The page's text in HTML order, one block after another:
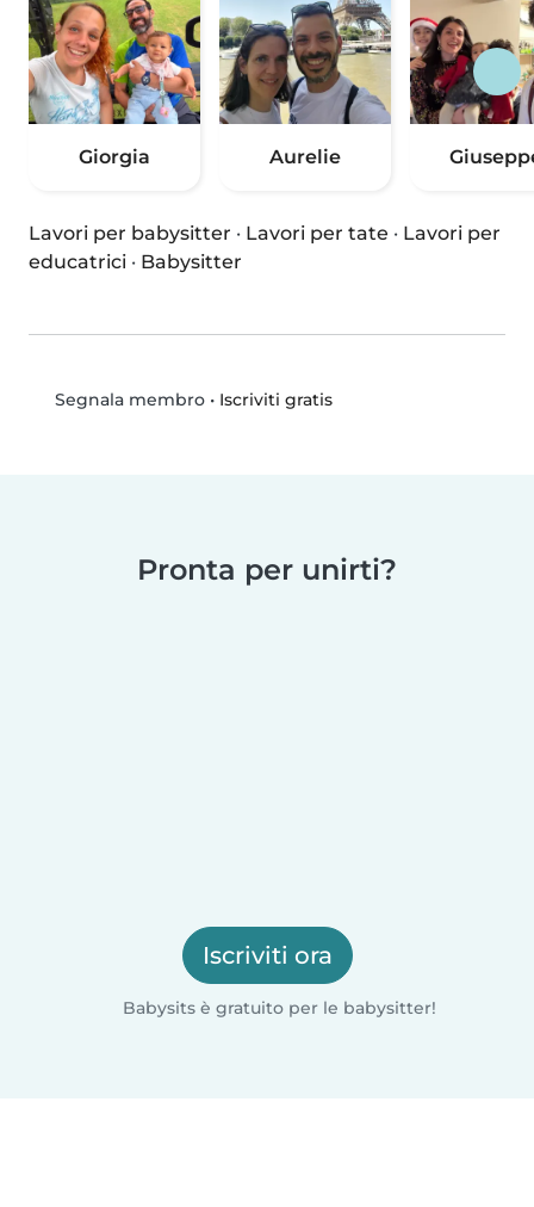
Giorgia Aurelie
Lavori per babysitter · Lavori per tate · Lavori per
educatrici · Babysitter
Segnala membro• Iscriviti gratis
Pronta per unirti?
Iscriviti ora
Babysits è gratuito per le babysitter!